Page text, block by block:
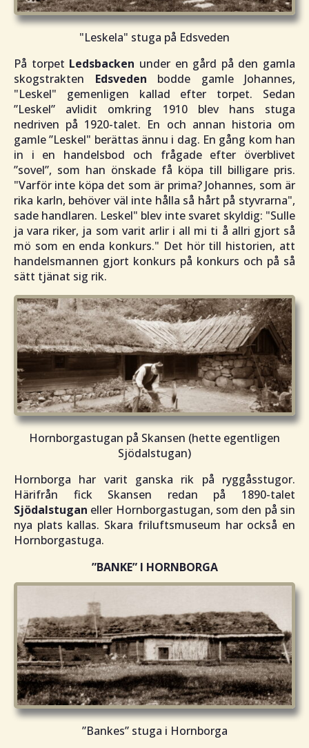
"Leskela" stuga på Edsveden
På torpet Ledsbacken under en gård på den gamla
skogstrakten Edsveden bodde gamle Johannes,
"Leskel" gemenligen kallad efter torpet. Sedan
”Leskel” avlidit omkring 1910 blev hans stuga
nedriven på 1920-talet. En och annan historia om
gamle ”Leskel" berättas ännu i dag. En gång kom han
in i en handelsbod och frågade efter överblivet
”sovel”, som han önskade få köpa till billigare pris.
"Varför inte köpa det som är prima? Johannes, som är
rika karln, behöver väl inte hålla så hårt på styvrarna",
sade handlaren. Leskel" blev inte svaret skyldig: "Sulle
ja vara riker, ja som varit arlir i all mi ti å allri gjort så
mö som en enda konkurs." Det hör till historien, att
handelsmannen gjort konkurs på konkurs och på så
sätt tjänat sig rik.
Hornborgastugan på Skansen (hette egentligen
Sjödalstugan)
Hornborga har varit ganska rik på ryggåsstugor.
Härifrån fick Skansen redan på 1890-talet
Sjödalstugan eller Hornborgastugan, som den på sin
nya plats kallas. Skara friluftsmuseum har också en
Hornborgastuga.
”BANKE”I HORNBORGA
”Bankes” stuga i Hornborga